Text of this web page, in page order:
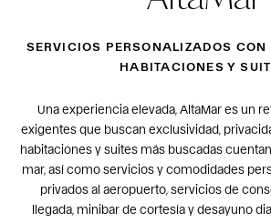
SERVICIOS PERSONALIZADOS CON
HABITACIONES Y
Una experiencia elevada, AltaMar es un
exigentes que buscan exclusividad,
habitaciones y suites más buscadas
mar, así como servicios y comodidades
privados al aeropuerto, servicios de
llegada, minibar de cortesía y desayuno